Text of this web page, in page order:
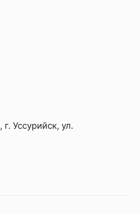
Уссурийск, ул.